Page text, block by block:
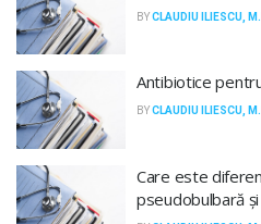
BYCLAUDIU ILIESCU,
Antibiotice
BYCLAUDIU ILIESCU,
Care este
pseudobulbară